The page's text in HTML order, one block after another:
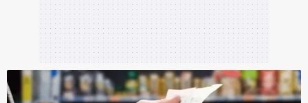
ilgili mevzuata uygun olarak kullanılan çerezlerle ilgili bilgi
almak için lütfentıklayınız .